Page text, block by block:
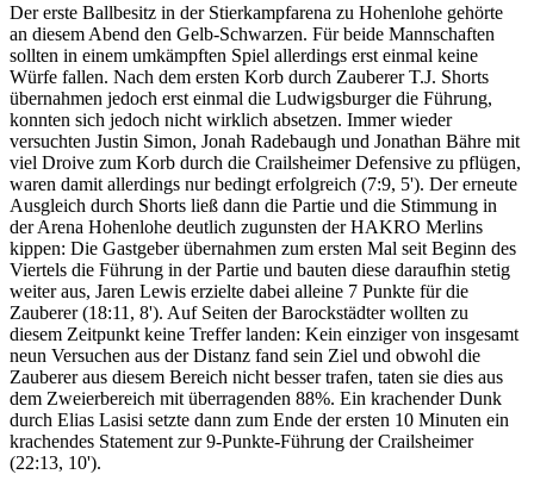
Der erste Ballbesitz in der Stierkampfarena zu Hohenlohe gehörte
an diesem Abend den Gelb-Schwarzen. Für beide Mannschaften
sollten in einem umkämpften Spiel allerdings erst einmal keine
Würfe fallen. Nach dem ersten Korb durch Zauberer T.J. Shorts
übernahmen jedoch erst einmal die Ludwigsburger die Führung,
konnten sich jedoch nicht wirklich absetzen. Immer wieder
versuchten Justin Simon, Jonah Radebaugh und Jonathan Bähre mit
viel Droive zum Korb durch die Crailsheimer Defensive zu pflügen,
waren damit allerdings nur bedingt erfolgreich (7:9, 5'). Der erneute
Ausgleich durch Shorts ließ dann die Partie und die Stimmung in
der Arena Hohenlohe deutlich zugunsten der HAKRO Merlins
kippen: Die Gastgeber übernahmen zum ersten Mal seit Beginn des
Viertels die Führung in der Partie und bauten diese daraufhin stetig
weiter aus, Jaren Lewis erzielte dabei alleine 7 Punkte für die
Zauberer (18:11, 8'). Auf Seiten der Barockstädter wollten zu
diesem Zeitpunkt keine Treffer landen: Kein einziger von insgesamt
neun Versuchen aus der Distanz fand sein Ziel und obwohl die
Zauberer aus diesem Bereich nicht besser trafen, taten sie dies aus
dem Zweierbereich mit überragenden 88%. Ein krachender Dunk
durch Elias Lasisi setzte dann zum Ende der ersten 10 Minuten ein
krachendes Statement zur 9-Punkte-Führung der Crailsheimer
(22:13, 10').